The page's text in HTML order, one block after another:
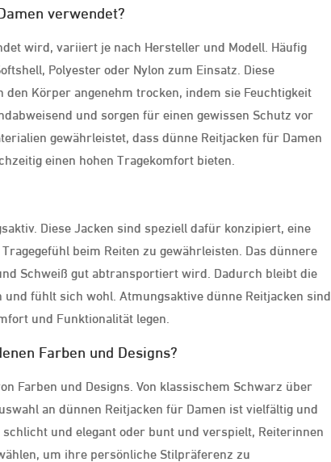
verwendet?
wird, variiert je nach Hersteller und Modell. Häufig
Polyester oder Nylon zum Einsatz. Diese
Körper angenehm trocken, indem sie Feuchtigkeit
und sorgen für einen gewissen Schutz vor
gewährleistet, dass dünne Reitjacken für Damen
einen hohen Tragekomfort bieten.
Diese Jacken sind speziell dafür konzipiert, eine
beim Reiten zu gewährleisten. Das dünnere
Schweiß gut abtransportiert wird. Dadurch bleibt die
fühlt sich wohl. Atmungsaktive dünne Reitjacken sind
und Funktionalität legen.
Farben und Designs?
Farben und Designs. Von klassischem Schwarz über
an dünnen Reitjacken für Damen ist vielfältig und
und elegant oder bunt und verspielt, Reiterinnen
um ihre persönliche Stilpräferenz zu